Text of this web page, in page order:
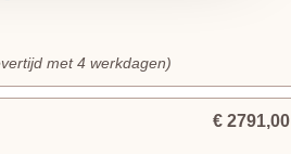
met 4 werkdagen)
€ 2791,00